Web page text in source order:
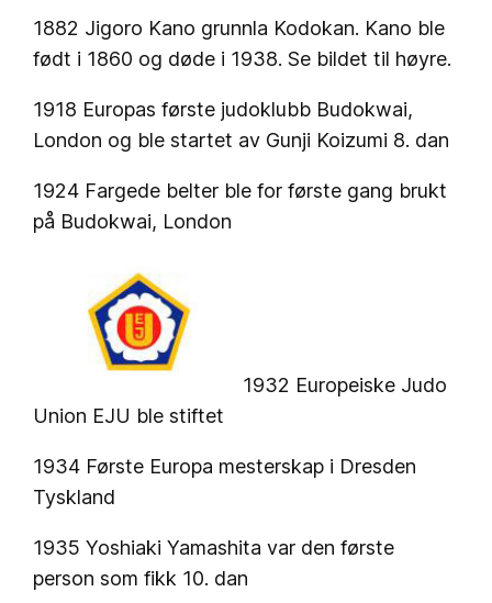
1882 Jigoro Kano grunnla Kodokan. Kano ble
født i 1860 og døde i 1938. Se bildet til høyre.
1918 Europas første judoklubb Budokwai,
London og ble startet av Gunji Koizumi 8. dan
1924 Fargede belter ble for første gang brukt
på Budokwai, London
1932 Europeiske Judo
Union EJU ble stiftet
1934 Første Europa mesterskap i Dresden
Tyskland
1935 Yoshiaki Yamashita var den første
person som fikk 10. dan